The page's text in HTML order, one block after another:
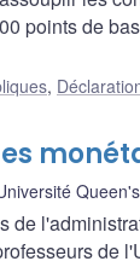
points de
,
Queen's
de
de